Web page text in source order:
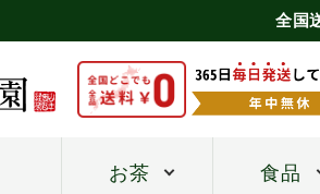
全国
お茶 食品